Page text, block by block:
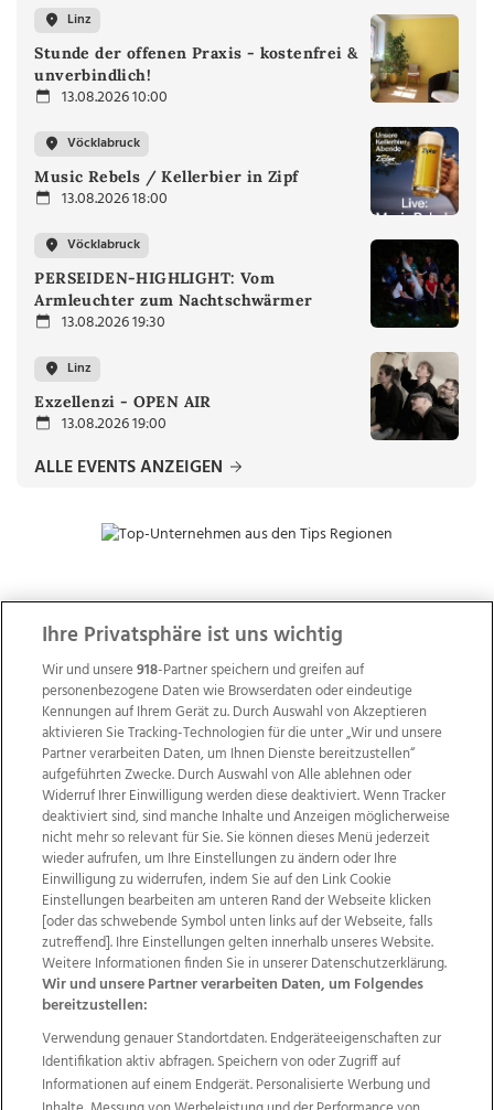
Linz
Stunde der offenen Praxis - kostenfrei &
unverbindlich!
13.08.2026 10:00
Vöcklabruck
Music Rebels / Kellerbier in Zipf
13.08.2026 18:00
Vöcklabruck
PERSEIDEN-HIGHLIGHT: Vom
Armleuchter zum Nachtschwärmer
13.08.2026 19:30
Linz
Exzellenzi - OPEN AIR
13.08.2026 19:00
ALLE EVENTS ANZEIGEN
ZUR NACHRICHTENÜBERSICHT
Wir über uns Mediadaten Kontakt
Jobs
Datenschutz
Impressum
AGB Anzeigekunden
AGB Website
Ehrenkodex Politische Werbung
Weitere Angebote des Medienhauses Wimmer
TV1 di-mog-i.at OÖNow
Ischler Woche
Ihre Privatsphäre ist uns wichtig
Wir und unsere918-Partner speichern und greifen auf
personenbezogene Daten wie Browserdaten oder eindeutige
Kennungen auf Ihrem Gerät zu. Durch Auswahl von Akzeptieren
aktivieren Sie Tracking-Technologien für die unter „Wir und unsere
Partner verarbeiten Daten, um Ihnen Dienste bereitzustellen“
aufgeführten Zwecke. Durch Auswahl von Alle ablehnen oder
Widerruf Ihrer Einwilligung werden diese deaktiviert. Wenn Tracker
deaktiviert sind, sind manche Inhalte und Anzeigen möglicherweise
nicht mehr so relevant für Sie. Sie können dieses Menü jederzeit
wieder aufrufen, um Ihre Einstellungen zu ändern oder Ihre
Einwilligung zu widerrufen, indem Sie auf den Link Cookie
Einstellungen bearbeiten am unteren Rand der Webseite klicken
[oder das schwebende Symbol unten links auf der Webseite, falls
zutreffend]. Ihre Einstellungen gelten innerhalb unseres Website.
Weitere Informationen finden Sie in unserer Datenschutzerklärung.
Wir und unsere Partner verarbeiten Daten, um Folgendes
bereitzustellen:
Verwendung genauer Standortdaten. Endgeräteeigenschaften zur
Identifikation aktiv abfragen. Speichern von oder Zugriff auf
Informationen auf einem Endgerät. Personalisierte Werbung und